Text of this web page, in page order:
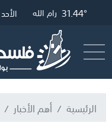
34.29° غزة 31.68° القدس 31.44° رام الله الأحد 09 أغسطس 2026
الرئيسية أهم الأخبار